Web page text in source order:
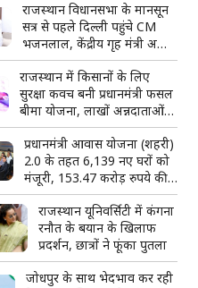
राजस्थान विधानसभा के मानसून
सत्र से पहले दिल्ली पहुंचे CM
भजनलाल, केंद्रीय गृह मंत्री अमित
शाह से की मुलाकात
राजस्थान में किसानों के लिए
सुरक्षा कवच बनी प्रधानमंत्री फसल
बीमा योजना, लाखों अन्नदाताओं
को मिला आर्थिक सुरक्षा कवच
प्रधानमंत्री आवास योजना (शहरी)
2.0 के तहत 6,139 नए घरों को
मंजूरी, 153.47 करोड़ रुपये की
सहायता स्वीकृत
राजस्थान यूनिवर्सिटी में कंगना
रनौत के बयान के खिलाफ
प्रदर्शन, छात्रों ने फूंका पुतला
जोधपुर के साथ भेदभाव कर रही